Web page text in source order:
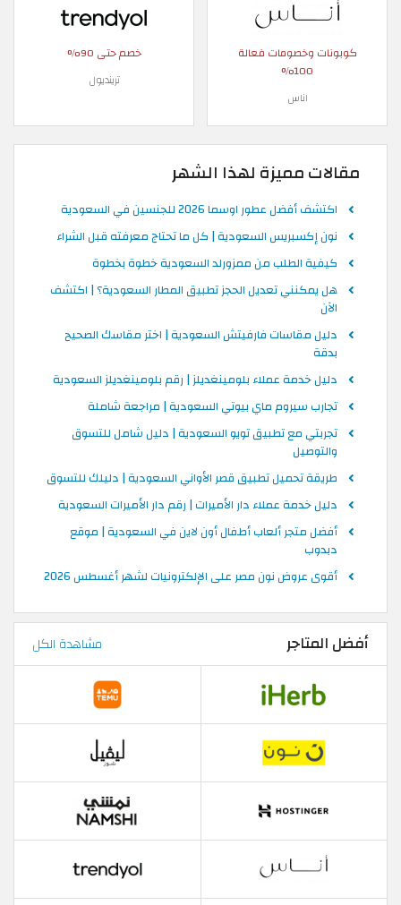
كوبونات وخصومات فعالة
100%
اناس
خصم حتى 90%
ترينديول
مقالات مميزة لهذا الشهر
اكتشف أفضل عطور اوسما 2026 للجنسين في السعودية
نون إكسبريس السعودية | كل ما تحتاج معرفته قبل الشراء
كيفية الطلب من ممزورلد السعودية خطوة بخطوة
هل يمكنني تعديل الحجز تطبيق المطار السعودية؟ | اكتشف
الآن
دليل مقاسات فارفيتش السعودية | اختر مقاسك الصحيح
بدقة
دليل خدمة عملاء بلومينغديلز | رقم بلومينغديلز السعودية
تجارب سيروم ماي بيوتي السعودية | مراجعة شاملة
تجربتي مع تطبيق تويو السعودية | دليل شامل للتسوق
والتوصيل
طريقة تحميل تطبيق قصر الأواني السعودية | دليلك للتسوق
دليل خدمة عملاء دار الأميرات | رقم دار الأميرات السعودية
أفضل متجر ألعاب أطفال أون لاين في السعودية | موقع
دبدوب
أقوى عروض نون مصر على الإلكترونيات لشهر أغسطس 2026
أفضل المتاجر مشاهدة الكل